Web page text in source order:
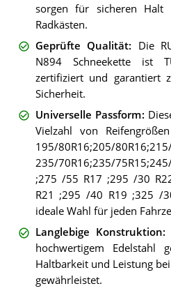
sorgen für sicheren Halt
Radkästen.
Geprüfte Qualität: Die
N894 Schneekette ist
zertifiziert und garantiert
Sicherheit.
Universelle Passform:
Vielzahl von
195/80R16;205/
235/70R16;235/
;275 /55 R17 ;295 /30
R21 ;295 /40 R19 ;325 /
ideale Wahl für jeden
Langlebige Konstruktion:
hochwertigem Edelstahl
Haltbarkeit und Leistung
gewährleistet.